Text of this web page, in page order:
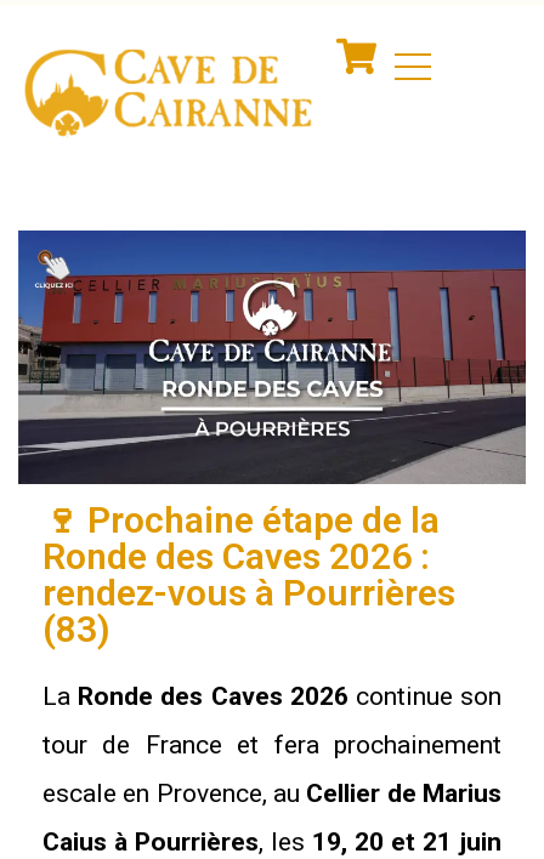
🍷 Prochaine étape de la
Ronde des Caves 2026 :
rendez-vous à Pourrières
(83)
La Ronde des Caves 2026 continue son
tour de France et fera prochainement
escale en Provence, au Cellier de Marius
Caius à Pourrières, les 19, 20 et 21 juin